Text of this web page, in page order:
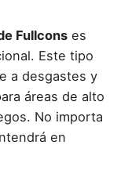
Fullcons es
Este tipo
a desgastes y
áreas de alto
No importa
en